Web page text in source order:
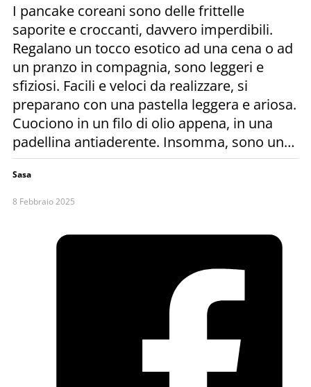
I pancake coreani sono delle frittelle
saporite e croccanti, davvero imperdibili.
Regalano un tocco esotico ad una cena o ad
un pranzo in compagnia, sono leggeri e
sfiziosi. Facili e veloci da realizzare, si
preparano con una pastella leggera e ariosa.
Cuociono in un filo di olio appena, in una
padellina antiaderente. Insomma, sono un…
Sasa
8 Febbraio 2025